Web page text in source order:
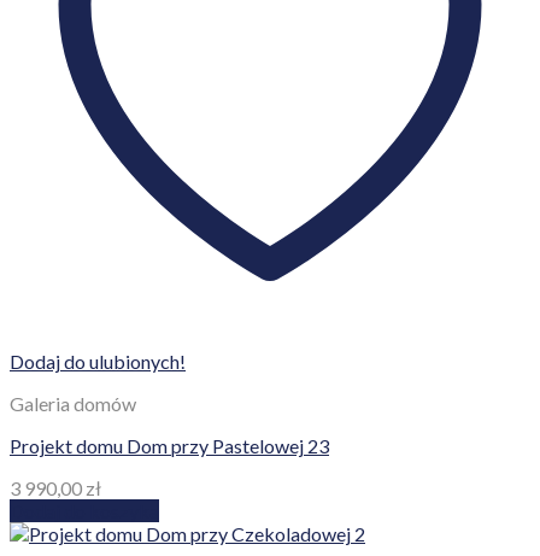
Dodaj do ulubionych!
Galeria domów
Projekt domu Dom przy Pastelowej 23
3 990,00 zł